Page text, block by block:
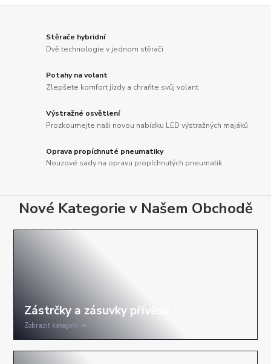
Stěrače hybridní
Dvě technologie v jednom stěrači
Potahy na volant
Zlepšete komfort jízdy a chraňte svůj volant
Výstražné osvětlení
Prozkoumejte naši novou nabídku LED výstražných majáků
Oprava propíchnuté pneumatiky
Nouzové sady na opravu propíchnutých pneumatik
Nové Kategorie v Našem Obchodě
Zobrazit kategorii